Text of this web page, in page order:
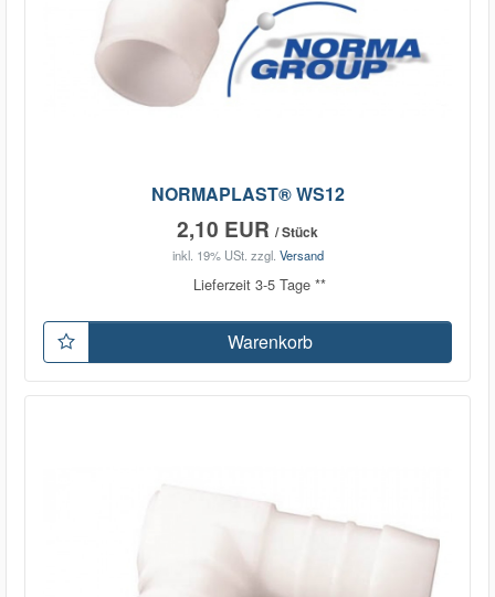
NORMAPLAST® WS12
2,10 EUR / Stück
inkl. 19% USt. zzgl. Versand
Lieferzeit 3-5 Tage **
Warenkorb